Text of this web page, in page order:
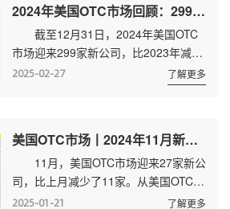
总部位于广东深圳，是一家从事研究、
开发的专业管理教育机构，以帮助个人
提高专业领导技能。该公司主要客户来
自大型、中小型企业的执行经理，以及
各个领域的专业人士。 OTC市场将
2024年美国OTC市场回顾：299家新公司挂牌 23家转入主板
截至12月31日，2024年美国OTC
市场迎来299家新公司，比2023年减少
了5.4%。从美国OTC市场转板(升板)进
入主板市场的公司共23家，比上年增加
地区，其中加拿大、美国数量最多，占
比分别为42.8%、35.1%;澳大利亚、英
国位列第三、第四位，分别占比7.3%、
5.6%;中国以6家位，列第5(名单如
2025-02-27 了解更多
美国OTC市场丨2024年11月新挂牌及转板(升主板)数据
11月，美国OTC市场迎来27家新公
司，比上月减少了11家。从美国OTC市
场转板进入主板市场的公司有5家，比
2025-01-21 了解更多